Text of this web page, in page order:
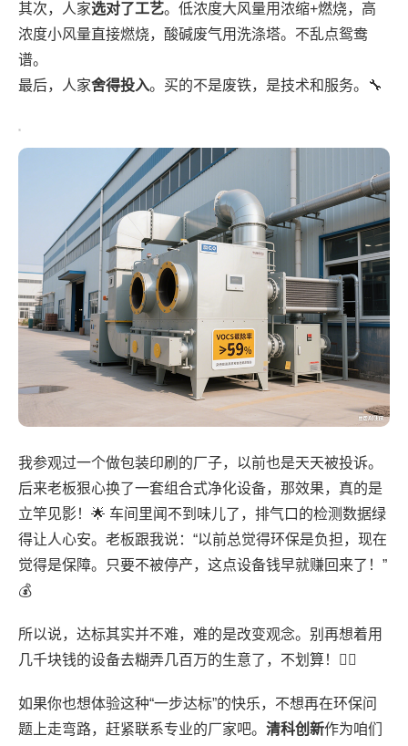
其次，人家选对了工艺。低浓度大风量用浓缩+燃烧，高
浓度小风量直接燃烧，酸碱废气用洗涤塔。不乱点鸳鸯
谱。
最后，人家舍得投入。买的不是废铁，是技术和服务。🔧
我参观过一个做包装印刷的厂子，以前也是天天被投诉。
后来老板狠心换了一套组合式净化设备，那效果，真的是
立竿见影！🌟 车间里闻不到味儿了，排气口的检测数据绿
得让人心安。老板跟我说：“以前总觉得环保是负担，现在
觉得是保障。只要不被停产，这点设备钱早就赚回来了！”
💰
所以说，达标其实并不难，难的是改变观念。别再想着用
几千块钱的设备去糊弄几百万的生意了，不划算！🙅‍♂️
如果你也想体验这种“一步达标”的快乐，不想再在环保问
题上走弯路，赶紧联系专业的厂家吧。 清科创新作为咱们